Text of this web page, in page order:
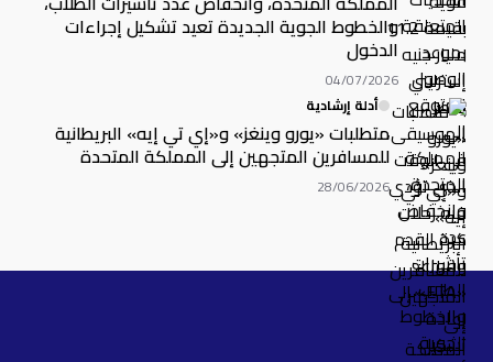
والخطوط الجوية الجديدة تعيد تشكيل إجراءات
الدخول
04/07/2026
أدلة إرشادية
متطلبات «يورو وينغز» و«إي تي إيه» البريطانية
للمسافرين المتجهين إلى المملكة المتحدة
28/06/2026